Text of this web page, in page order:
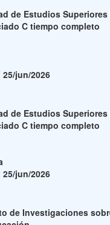
de Estudios Superiores
C tiempo completo
25/jun/2026
de Estudios Superiores
C tiempo completo
25/jun/2026
de Investigaciones